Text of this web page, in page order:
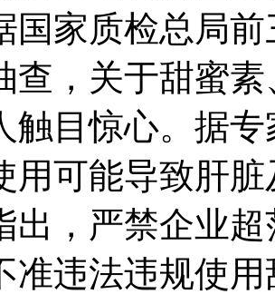
质检总局前
查，关于甜蜜
触目惊心。据
用可能导致肝
出，严禁企业
准违法违规使